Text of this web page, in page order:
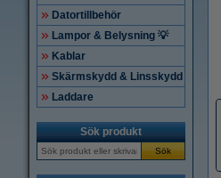
Datortillbehör
Lampor & Belysning 💡
Kablar
Skärmskydd & Linsskydd
Laddare
Sök produkt
Sök